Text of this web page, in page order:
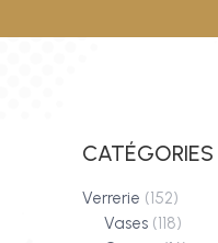
Verrerie (152)
Vases (118)